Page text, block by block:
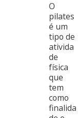
O
pilates
é um
tipo de
ativida
de
física
que
tem
como
finalida